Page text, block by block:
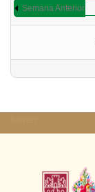
Semana Anterior